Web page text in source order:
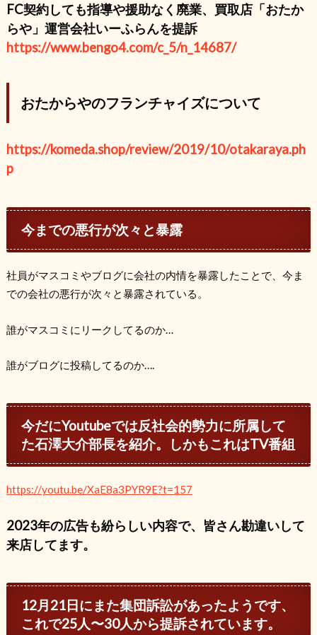
FC契約しても指導や援助なく廃業、買取店「おたか
らや」運営会社いーふらんを提訴
https://www.bengo4.com/c_5/n_14687/
おたからやのフランチャイズについて
https://komeda.shop/review/2019/10/otakaraya.ph
p
今までの悪行が次々と暴露
社員がマスコミやブログに会社の内情を暴露したことで、今ま
での会社の悪行が次々と暴露されている。
誰がマスコミにリークしてるのか…
誰がブログに投稿してるのか….
今だにYoutubeでは反社会的勢力に所属して
た石澤大介部長を紹介。しかもこれはTV番組
https://youtu.be/XaE8a3PYR9E?t=157
2023年の広告も紛らしい内容で、皆さん勘違いして
来店してます。
12月21日にまた集団訴訟があったようです、
これで25人〜30人から提訴されています。